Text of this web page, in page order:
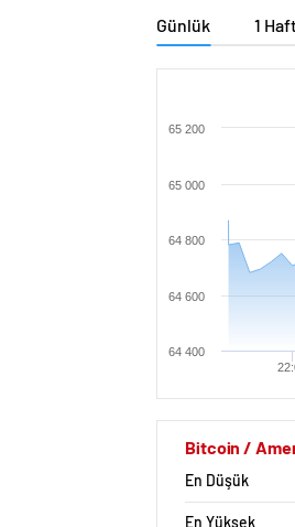
Günlük 1
64 400
64 600
64 800
65 000
65 200
Bitcoin /
En Düşük
En Yüksek